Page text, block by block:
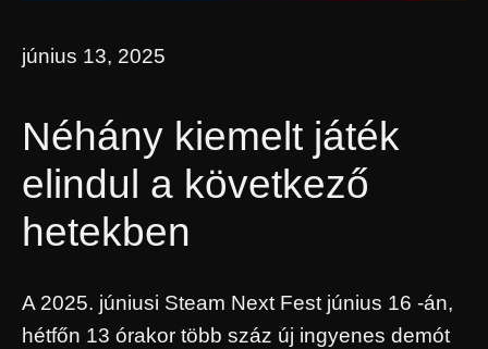
június 13, 2025
Néhány kiemelt játék
elindul a következő
hetekben
A 2025. júniusi Steam Next Fest június 16 -án,
hétfőn 13 órakor több száz új ingyenes demót